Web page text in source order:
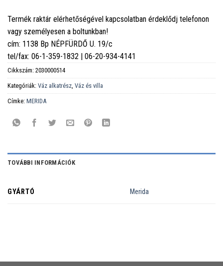
Termék raktár elérhetőségével kapcsolatban érdeklődj telefonon
vagy személyesen a boltunkban!
cím: 1138 Bp NÉPFÜRDŐ U. 19/c
tel/fax: 06-1-359-1832 | 06-20-934-4141
Cikkszám: 2030000514
Kategóriák: Váz alkatrész Váz és villa
Címke: MERIDA
TOVÁBBI INFORMÁCIÓK
GYÁRTÓ Merida